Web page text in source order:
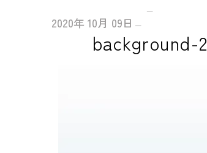
2020年 10月 09日
background-2